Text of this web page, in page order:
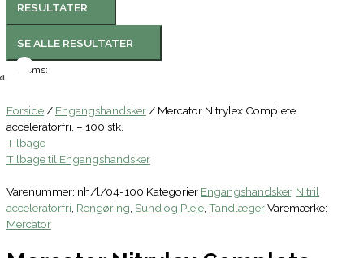
RESULTATER
SE ALLE RESULTATER
Moms:
Forside/ Engangshandsker/ Mercator Nitrylex Complete,
acceleratorfri. – 100 stk.
Tilbage
Tilbage til Engangshandsker
Varenummer: nh/l/04-100 Kategorier Engangshandsker, Nitril
acceleratorfri, Rengøring, Sund og Pleje, TandlægerVaremærke:
Mercator